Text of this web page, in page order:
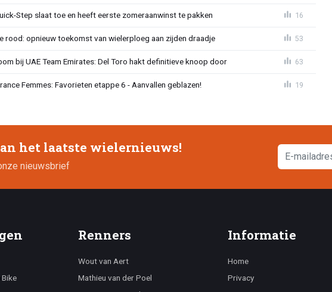
Step slaat toe en heeft eerste zomeraanwinst te pakken 16
rood: opnieuw toekomst van wielerploeg aan zijden draadje 53
bij UAE Team Emirates: Del Toro hakt definitieve knoop door 63
Femmes: Favorieten etappe 6 - Aanvallen geblazen! 19
het laatste wielernieuws!
nieuwsbrief
Bike
Renners
Wout van Aert
Mathieu van der Poel
Informatie
Home
Privacy